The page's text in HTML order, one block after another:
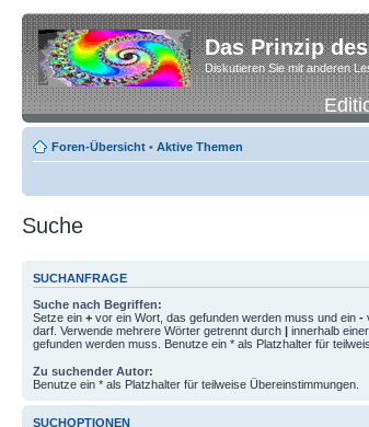
Das Prinzip
Diskutieren Sie mit anderen
Foren-Übersicht • Aktive Themen
Suche
SUCHANFRAGE
Suche nach Begriffen:
Setze ein + vor ein Wort, das gefunden werden muss und ein -
darf. Verwende mehrere Wörter getrennt durch | innerhalb
gefunden werden muss. Benutze ein * als Platzhalter für
Zu suchender Autor:
Benutze ein * als Platzhalter für teilweise Übereinstimmungen.
SUCHOPTIONEN